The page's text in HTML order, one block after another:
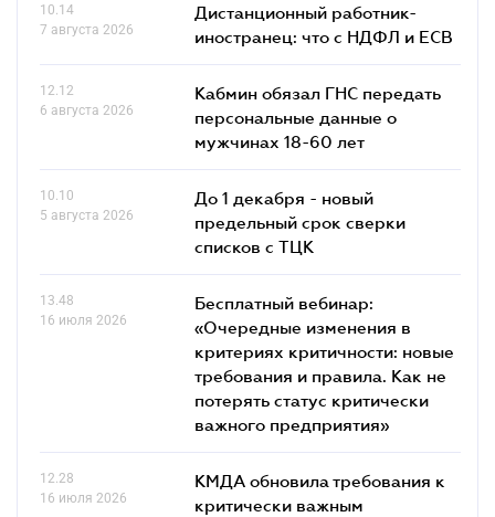
10.14
7 августа 2026
Дистанционный работник-
иностранец: что с НДФЛ и ЕСВ
12.12
6 августа 2026
Кабмин обязал ГНС передать
персональные данные о
мужчинах 18-60 лет
10.10
5 августа 2026
До 1 декабря - новый
предельный срок сверки
списков c ТЦК
13.48
16 июля 2026
Бесплатный вебинар:
«Очередные изменения в
критериях критичности: новые
требования и правила. Как не
потерять статус критически
важного предприятия»
12.28
16 июля 2026
КМДА обновила требования к
критически важным